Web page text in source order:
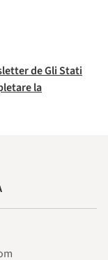
de Gli Stati
la